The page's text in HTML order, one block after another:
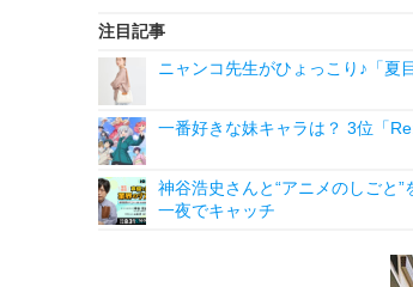
注目記事
ニャンコ先生がひょっこり♪「夏
一番好きな妹キャラは？ 3位「
神谷浩史さんと“アニメのしごと
一夜でキャッチ